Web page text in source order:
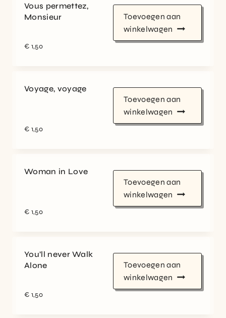
Vous permettez,
Monsieur
€ 1,50
Toevoegen aan
winkelwagen
Voyage, voyage
€ 1,50
Toevoegen aan
winkelwagen
Woman in Love
€ 1,50
Toevoegen aan
winkelwagen
You’ll never Walk
Alone
€ 1,50
Toevoegen aan
winkelwagen